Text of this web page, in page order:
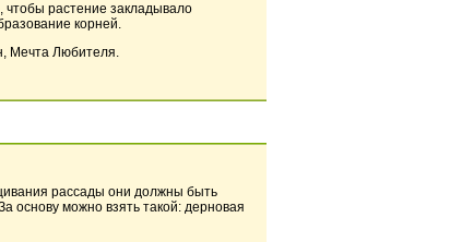
растение закладывало
корней.
Мечта Любителя.
рассады они должны быть
основу можно взять такой: дерновая